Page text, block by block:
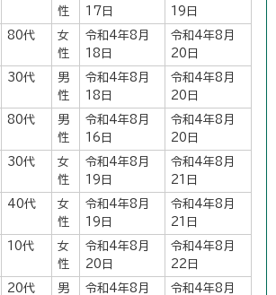
性
17日
19日
80代
女
性
令和4年8月
18日
令和4年8月
20日
30代
男
性
令和4年8月
18日
令和4年8月
20日
80代
男
性
令和4年8月
16日
令和4年8月
20日
30代
女
性
令和4年8月
19日
令和4年8月
21日
40代
女
性
令和4年8月
19日
令和4年8月
21日
10代
女
性
令和4年8月
20日
令和4年8月
22日
20代
男
令和4年8月
令和4年8月